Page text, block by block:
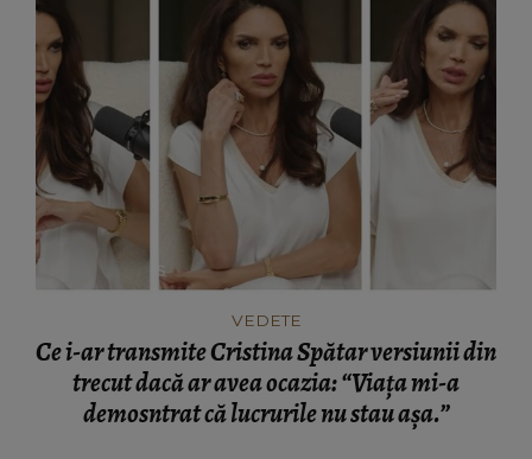
VEDETE
Ce i-ar transmite Cristina Spătar versiunii din
trecut dacă ar avea ocazia: “Viața mi-a
demosntrat că lucrurile nu stau așa.”